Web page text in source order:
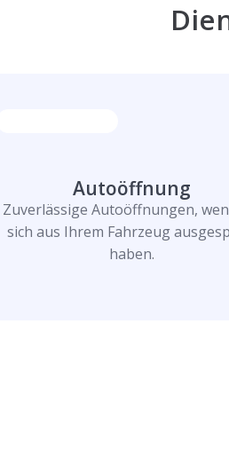
Autoöffnung
Zuverlässige Autoöffnungen,
sich aus Ihrem Fahrzeug
haben.